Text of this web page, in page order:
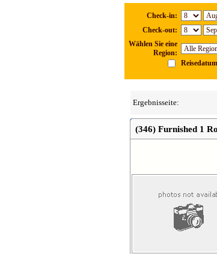
Check-in:
Check-out:
Wählen Sie eine
Region:
Ergebnisseite:
(346) Furnished 1